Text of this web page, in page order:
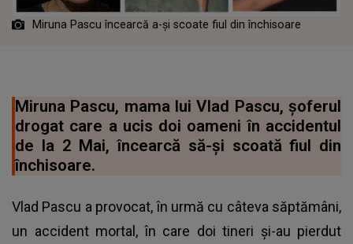
Miruna Pascu încearcă a-și scoate fiul din închisoare
Miruna Pascu, mama lui Vlad Pascu, șoferul
drogat care a ucis doi oameni în accidentul
de la 2 Mai, încearcă să-și scoată fiul din
închisoare.
Vlad Pascu a provocat, în urmă cu câteva săptămâni,
un accident mortal, în care doi tineri și-au pierdut